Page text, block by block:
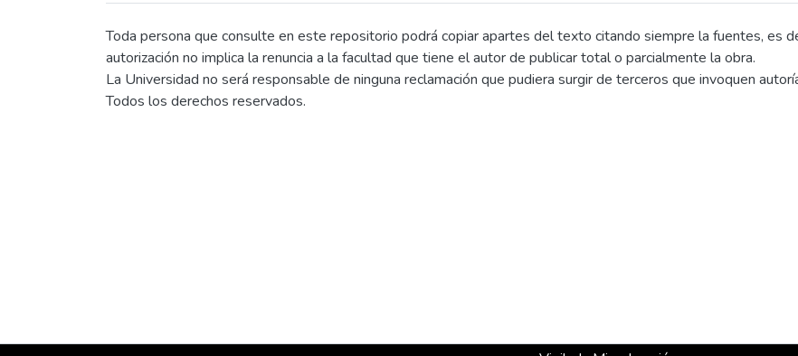
Toda persona que consulte en este repositorio podrá copiar apartes del texto citando siempre la fuentes, es
autorización no implica la renuncia a la facultad que tiene el autor de publicar total o parcialmente la obra.
La Universidad no será responsable de ninguna reclamación que pudiera surgir de terceros que invoquen
Todos los derechos reservados.